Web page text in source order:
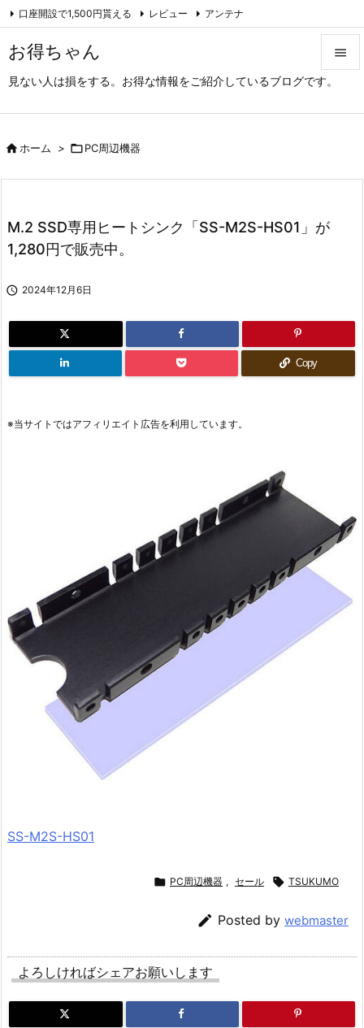
お得ちゃん
見ない人は損をする。お得な情報をご紹介しているブログです。

口座開設で1,500円貰える レビュー アンテナ
アーカイブ（旧サイト）
ホーム > PC周辺機器
M.2 SSD専用ヒートシンク「SS-M2S-HS01」が
1,280円で販売中。
 2024年12月6日
Copy
※当サイトではアフィリエイト広告を利用しています。
SS-M2S-HS01
 PC周辺機器 , セール  TSUKUMO
 Posted by webmaster
よろしければシェアお願いします